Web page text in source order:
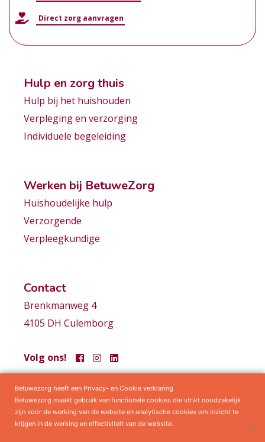
Direct zorg aanvragen
Hulp en zorg thuis
Hulp bij het huishouden
Verpleging en verzorging
Individuele begeleiding
Werken bij BetuweZorg
Huishoudelijke hulp
Verzorgende
Verpleegkundige
Contact
Brenkmanweg 4
4105 DH Culemborg
Volg ons!
Samenwerkingen Privacy statement Algemene voorwaarden
Betuwezorg heeft een Privacy- en Cookie verklaring
Betuwezorg maakt gebruik van functionele cookies die strikt noodzakelijk
zijn voor de werking van de website en analytische cookies om inzicht te
krijgen in de werking en effectiviteit van de website.